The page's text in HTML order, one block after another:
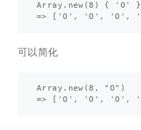
Array.new(8) { 'O' }
可以简化
Array.new(8, "O")